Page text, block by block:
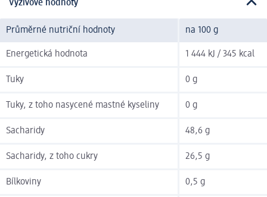
Výživové hodnoty
Průměrné nutriční hodnoty na 100 g
Energetická hodnota 1 444 kJ / 345 kcal
Tuky 0 g
Tuky, z toho nasycené mastné kyseliny 0 g
Sacharidy 48,6 g
Sacharidy, z toho cukry 26,5 g
Bílkoviny 0,5 g